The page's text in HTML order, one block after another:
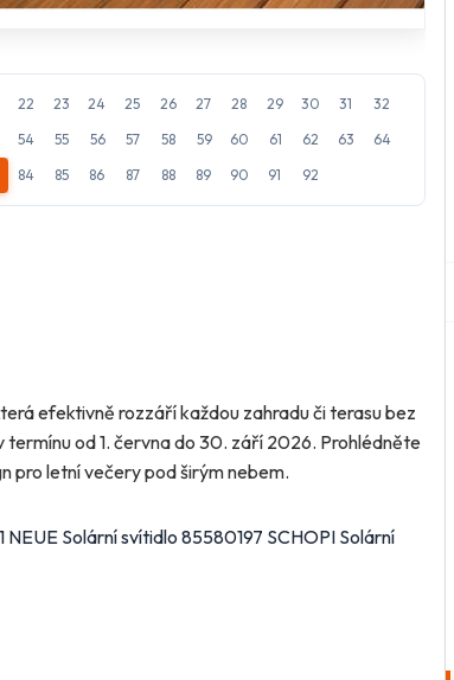
22 23 24 25 26 27 28 29 30 31
32
54 55 56 57 58 59 60 61 62 63
64
84 85 86 87 88 89 90 91 92
efektivně rozzáří každou zahradu či terasu bez
od 1. června do 30. září 2026. Prohlédněte
pro letní večery pod širým nebem.
Solární svítidlo 85580197 SCHOPI Solární